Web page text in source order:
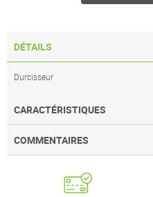
DÉTAILS
Durcisseur
CARACTÉRISTIQUES
COMMENTAIRES